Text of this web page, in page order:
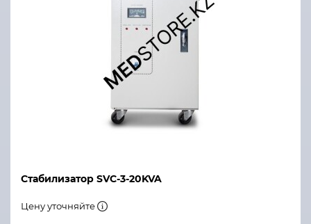
Стабилизатор SVC-3-20KVA
Цену уточняйте